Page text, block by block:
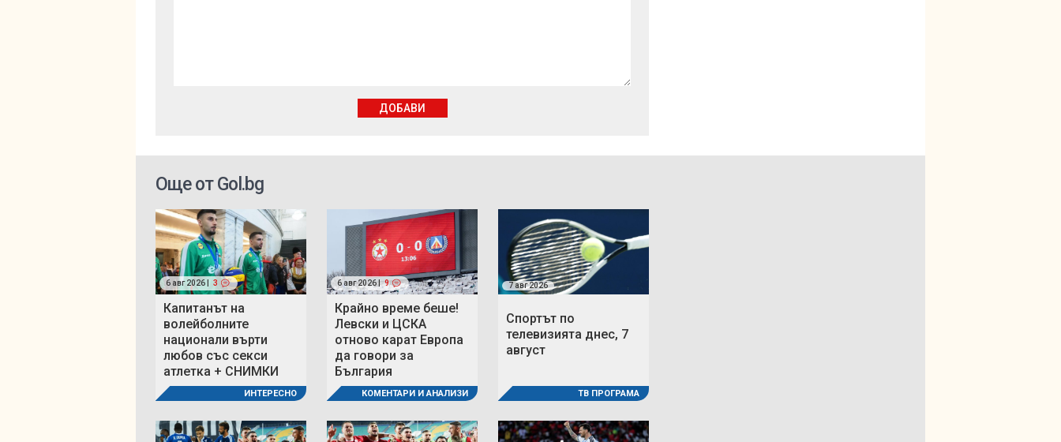
ДОБАВИ
Още от Gol.bg
6 авг 2026 | 3
Капитанът на
волейболните
национали върти
любов със секси
атлетка + СНИМКИ
ИНТЕРЕСНО
6 авг 2026 | 9
Крайно време беше!
Левски и ЦСКА
отново карат Европа
да говори за
България
КОМЕНТАРИ И АНАЛИЗИ
7 авг 2026
Спортът по
телевизията днес, 7
август
ТВ ПРОГРАМА